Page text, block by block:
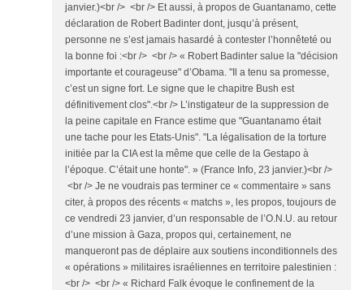
janvier.)<br /> <br /> Et aussi, à propos de Guantanamo, cette
déclaration de Robert Badinter dont, jusqu’à présent,
personne ne s’est jamais hasardé à contester l’honnêteté ou
la bonne foi :<br /> <br /> « Robert Badinter salue la "décision
importante et courageuse" d’Obama. "Il a tenu sa promesse,
c’est un signe fort. Le signe que le chapitre Bush est
définitivement clos".<br /> L’instigateur de la suppression de
la peine capitale en France estime que "Guantanamo était
une tache pour les Etats-Unis". "La légalisation de la torture
initiée par la CIA est la même que celle de la Gestapo à
l’époque. C’était une honte". » (France Info, 23 janvier.)<br />
<br /> Je ne voudrais pas terminer ce « commentaire » sans
citer, à propos des récents « matchs », les propos, toujours de
ce vendredi 23 janvier, d’un responsable de l’O.N.U. au retour
d’une mission à Gaza, propos qui, certainement, ne
manqueront pas de déplaire aux soutiens inconditionnels des
« opérations » militaires israéliennes en territoire palestinien :
<br /> <br /> « Richard Falk évoque le confinement de la